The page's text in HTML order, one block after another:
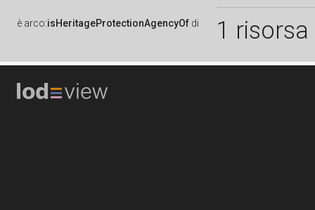
è arco:isHeritageProtectionAgencyOf di 1 risorsa